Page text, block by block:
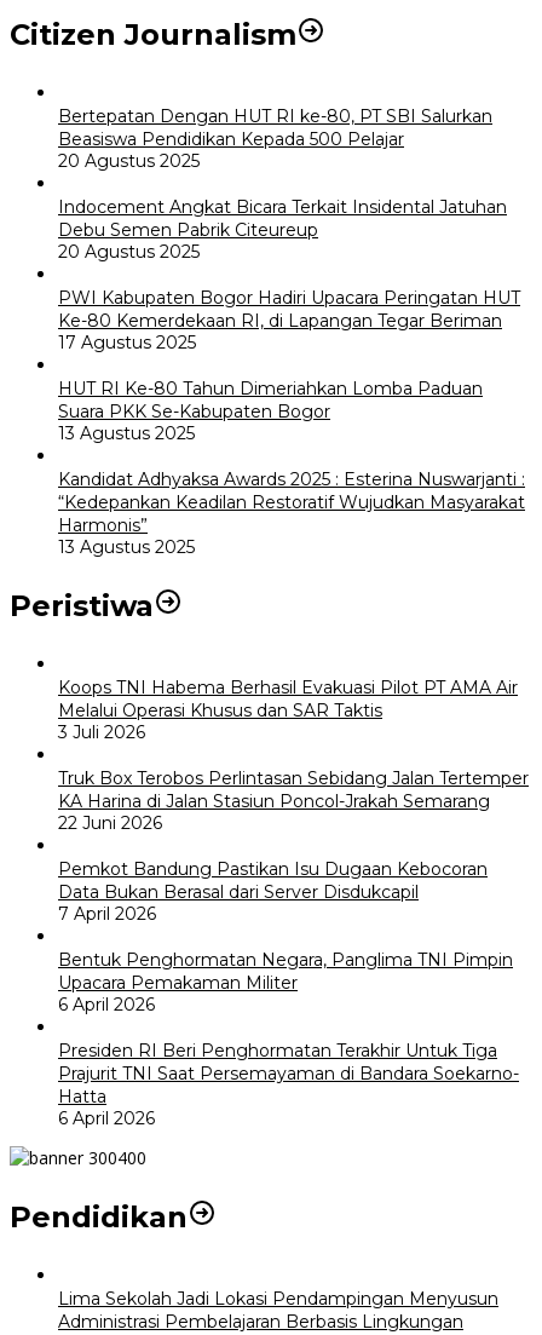
Citizen Journalism
Bertepatan Dengan HUT RI ke-80, PT SBI Salurkan
Beasiswa Pendidikan Kepada 500 Pelajar
20 Agustus 2025
Indocement Angkat Bicara Terkait Insidental Jatuhan
Debu Semen Pabrik Citeureup
20 Agustus 2025
PWI Kabupaten Bogor Hadiri Upacara Peringatan HUT
Ke-80 Kemerdekaan RI, di Lapangan Tegar Beriman
17 Agustus 2025
HUT RI Ke-80 Tahun Dimeriahkan Lomba Paduan
Suara PKK Se-Kabupaten Bogor
13 Agustus 2025
Kandidat Adhyaksa Awards 2025 : Esterina Nuswarjanti :
“Kedepankan Keadilan Restoratif Wujudkan Masyarakat
Harmonis”
13 Agustus 2025
Peristiwa
Koops TNI Habema Berhasil Evakuasi Pilot PT AMA Air
Melalui Operasi Khusus dan SAR Taktis
3 Juli 2026
Truk Box Terobos Perlintasan Sebidang Jalan Tertemper
KA Harina di Jalan Stasiun Poncol-Jrakah Semarang
22 Juni 2026
Pemkot Bandung Pastikan Isu Dugaan Kebocoran
Data Bukan Berasal dari Server Disdukcapil
7 April 2026
Bentuk Penghormatan Negara, Panglima TNI Pimpin
Upacara Pemakaman Militer
6 April 2026
Presiden RI Beri Penghormatan Terakhir Untuk Tiga
Prajurit TNI Saat Persemayaman di Bandara Soekarno-
Hatta
6 April 2026
Pendidikan
Lima Sekolah Jadi Lokasi Pendampingan Menyusun
Administrasi Pembelajaran Berbasis Lingkungan